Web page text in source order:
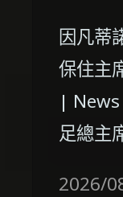
因凡蒂
保住主
| News
足總主
2026/